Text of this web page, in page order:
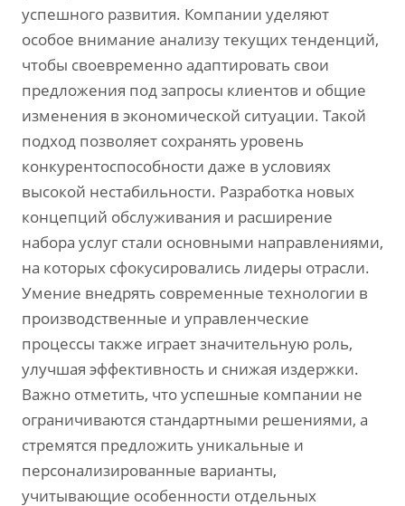
успешного развития. Компании уделяют
особое внимание анализу текущих тенденций‚
чтобы своевременно адаптировать свои
предложения под запросы клиентов и общие
изменения в экономической ситуации. Такой
подход позволяет сохранять уровень
конкурентоспособности даже в условиях
высокой нестабильности. Разработка новых
концепций обслуживания и расширение
набора услуг стали основными направлениями‚
на которых сфокусировались лидеры отрасли.
Умение внедрять современные технологии в
производственные и управленческие
процессы также играет значительную роль‚
улучшая эффективность и снижая издержки.
Важно отметить‚ что успешные компании не
ограничиваются стандартными решениями‚ а
стремятся предложить уникальные и
персонализированные варианты‚
учитывающие особенности отдельных